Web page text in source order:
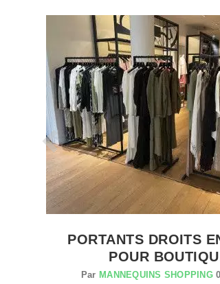
VOIR LA FICHE PORTANTS
PORTANTS DROITS
POUR
Par MANNEQUINS SHOPPING